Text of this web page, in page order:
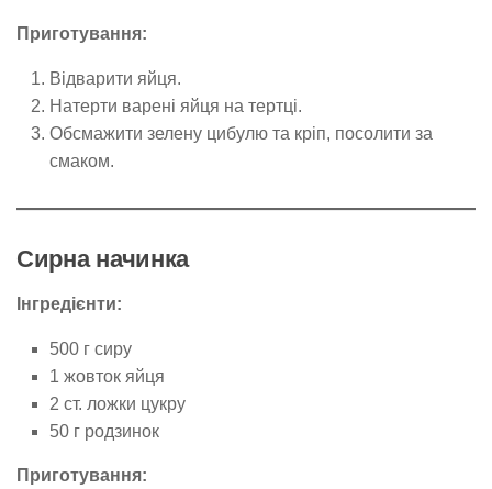
Приготування:
Відварити яйця.
Натерти варені яйця на тертці.
Обсмажити зелену цибулю та кріп, посолити за
смаком.
Сирна начинка
Інгредієнти:
500 г сиру
1 жовток яйця
2 ст. ложки цукру
50 г родзинок
Приготування: